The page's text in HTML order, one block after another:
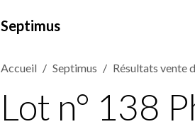
Septimus
Accueil Septimus Résultats vente
Lot n° 138